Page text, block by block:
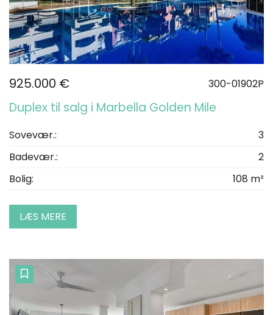
925.000 € 300-01902P
Duplex til salg i Marbella Golden Mile
Sovevær.:
3
Badevær.:
2
Bolig:
108 m²
LÆS MERE